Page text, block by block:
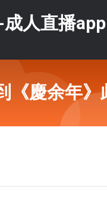
人直播app
《慶余年